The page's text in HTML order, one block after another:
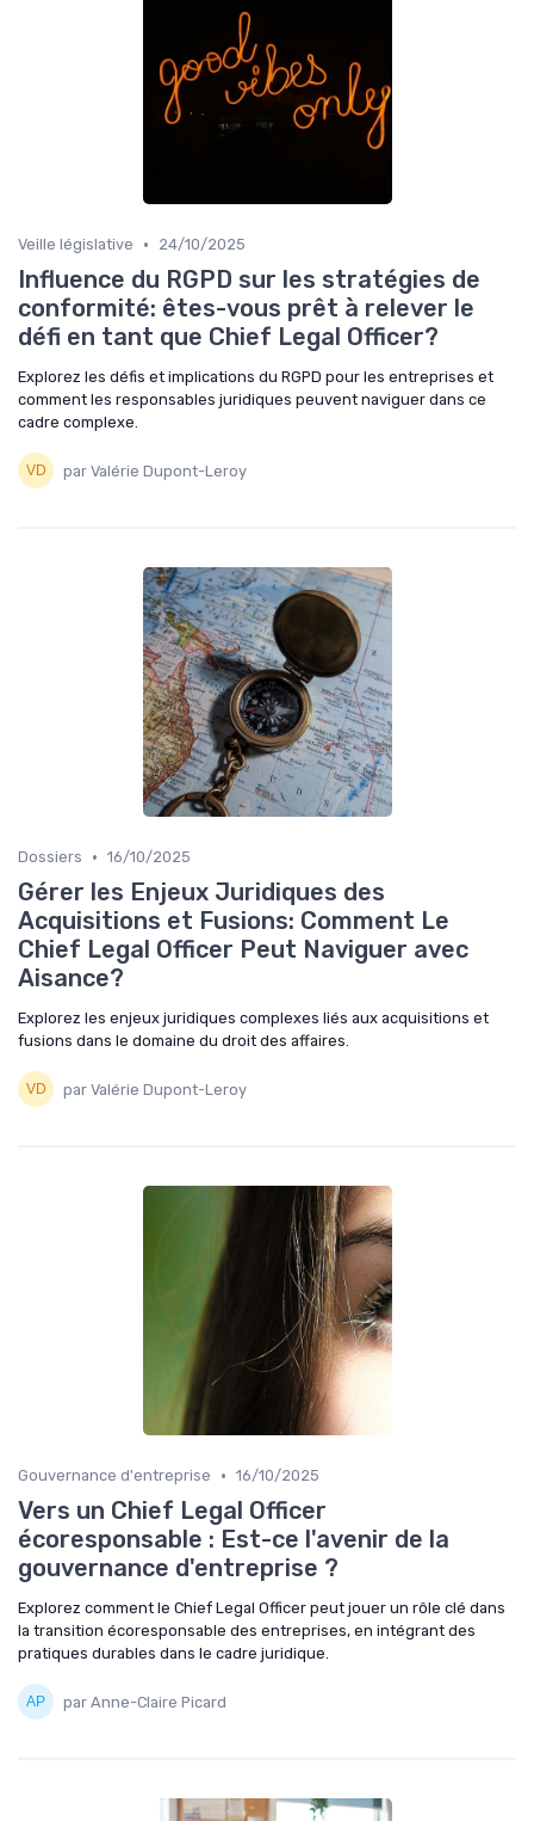
Veille législative • 24/10/2025
Influence du RGPD sur les stratégies de
conformité: êtes-vous prêt à relever le
défi en tant que Chief Legal Officer?
Explorez les défis et implications du RGPD pour les entreprises et
comment les responsables juridiques peuvent naviguer dans ce
cadre complexe.
par Valérie Dupont-Leroy
Dossiers • 16/10/2025
Gérer les Enjeux Juridiques des
Acquisitions et Fusions: Comment Le
Chief Legal Officer Peut Naviguer avec
Aisance?
Explorez les enjeux juridiques complexes liés aux acquisitions et
fusions dans le domaine du droit des affaires.
par Valérie Dupont-Leroy
Gouvernance d'entreprise • 16/10/2025
Vers un Chief Legal Officer
écoresponsable : Est-ce l'avenir de la
gouvernance d'entreprise ?
Explorez comment le Chief Legal Officer peut jouer un rôle clé dans
la transition écoresponsable des entreprises, en intégrant des
pratiques durables dans le cadre juridique.
par Anne-Claire Picard